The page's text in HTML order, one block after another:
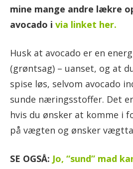
mine mange andre lækre
avocado i via linket her.
Husk at avocado er en
(grøntsag) – uanset, og at
spise løs, selvom avocado
sunde næringsstoffer. Det
hvis du ønsker at komme i
på vægten og ønsker
SE OGSÅ: Jo, “sund” mad